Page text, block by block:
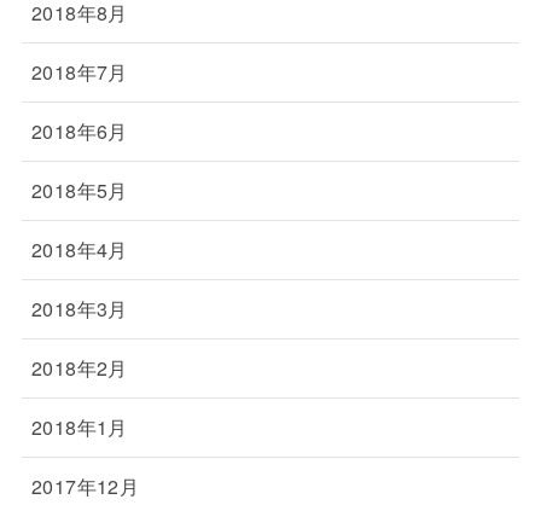
2018年8月
2018年7月
2018年6月
2018年5月
2018年4月
2018年3月
2018年2月
2018年1月
2017年12月